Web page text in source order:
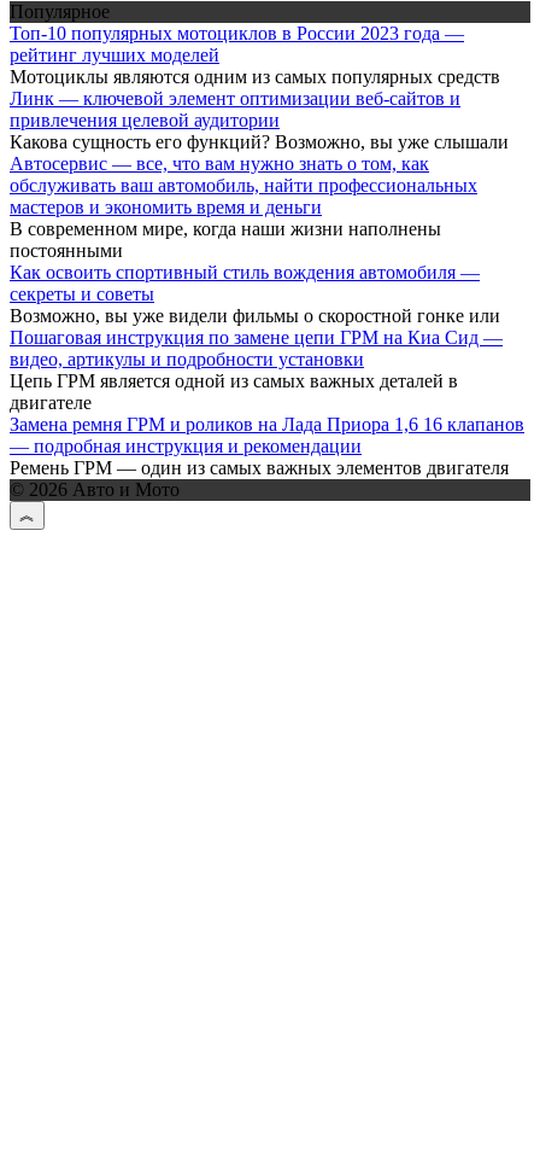
Популярное
Топ-10 популярных мотоциклов в России 2023 года —
рейтинг лучших моделей
Мотоциклы являются одним из самых популярных средств
Линк — ключевой элемент оптимизации веб-сайтов и
привлечения целевой аудитории
Какова сущность его функций? Возможно, вы уже слышали
Автосервис — все, что вам нужно знать о том, как
обслуживать ваш автомобиль, найти профессиональных
мастеров и экономить время и деньги
В современном мире, когда наши жизни наполнены
постоянными
Как освоить спортивный стиль вождения автомобиля —
секреты и советы
Возможно, вы уже видели фильмы о скоростной гонке или
Пошаговая инструкция по замене цепи ГРМ на Киа Сид —
видео, артикулы и подробности установки
Цепь ГРМ является одной из самых важных деталей в
двигателе
Замена ремня ГРМ и роликов на Лада Приора 1,6 16 клапанов
— подробная инструкция и рекомендации
Ремень ГРМ — один из самых важных элементов двигателя
© 2026 Авто и Мото